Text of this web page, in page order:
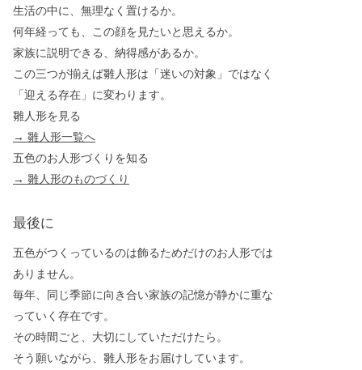
生活の中に、無理なく置けるか。
何年経っても、この顔を見たいと思えるか。
家族に説明できる、納得感があるか。
この三つが揃えば雛人形は「迷いの対象」ではなく
「迎える存在」に変わります。
雛人形を見る
→ 雛人形一覧へ
五色のお人形づくりを知る
→ 雛人形のものづくり
最後に
五色がつくっているのは飾るためだけのお人形では
ありません。
毎年、同じ季節に向き合い家族の記憶が静かに重な
っていく存在です。
その時間ごと、大切にしていただけたら。
そう願いながら、雛人形をお届けしています。